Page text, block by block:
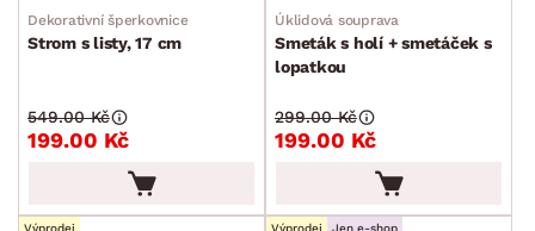
Dekorativní šperkovnice
Strom s listy, 17 cm
199.00 Kč
549.00 Kč
Úklidová souprava
Smeták s holí + smetáček s
lopatkou
199.00 Kč
299.00 Kč
Výprodej Výprodej Jen e-shop